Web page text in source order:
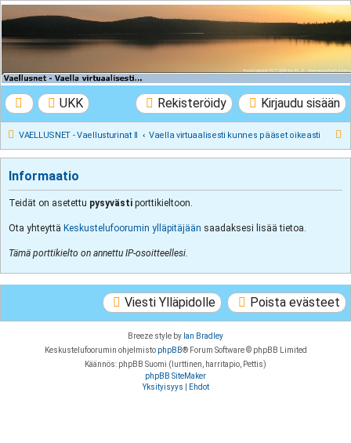
VAELLUSNET -
Vaellusturinat II
UKK Kirjaudu sisään
Rekisteröidy
VAELLUSNET - Vaellusturinat II Vaella virtuaalisesti kunnes pääset oikeasti
Informaatio
Teidät on asetettu pysyvästi porttikieltoon.
Ota yhteyttä Keskustelufoorumin ylläpitäjään saadaksesi lisää tietoa.
Tämä porttikielto on annettu IP-osoitteellesi.
Poista evästeet
Viesti Ylläpidolle
Breeze style by Ian Bradley
Keskustelufoorumin ohjelmisto phpBB® Forum Software © phpBB Limited
Käännös: phpBB Suomi (lurttinen, harritapio, Pettis)
phpBB SiteMaker
Yksityisyys
Ehdot